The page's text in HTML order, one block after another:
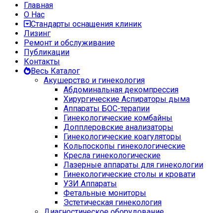
Главная
О Нас
Стандарты оснащения клиник
Лизинг
Ремонт и обслуживание
Публикации
Контакты
Весь Каталог
Акушерство и гинекология
Абдоминальная декомпрессия
Хирургические Аспираторы дыма
Аппараты БОС-терапии
Гинекологические комбайны
Допплеровские анализаторы
Гинекологические коагуляторы
Кольпоскопы гинекологические
Кресла гинекологические
Лазерные аппараты для гинекологии
Гинекологические столы и кровати
УЗИ Аппараты
Фетальные мониторы
Эстетическая гинекология